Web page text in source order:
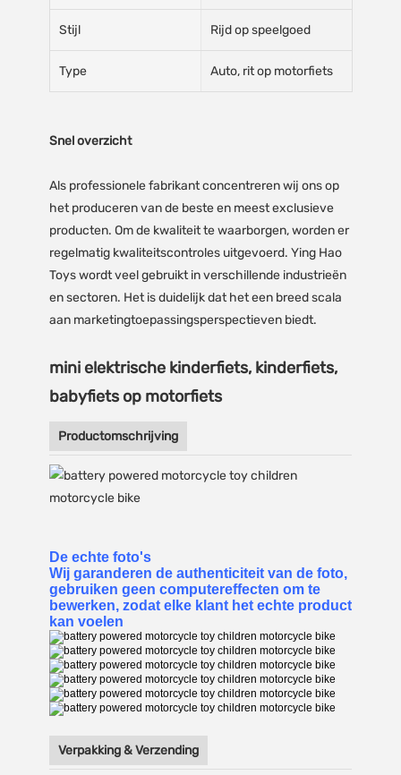
Stijl Rijd op speelgoed
Type Auto, rit op motorfiets
Snel overzicht
Als professionele fabrikant concentreren wij ons op
het produceren van de beste en meest exclusieve
producten. Om de kwaliteit te waarborgen, worden er
regelmatig kwaliteitscontroles uitgevoerd. Ying Hao
Toys wordt veel gebruikt in verschillende industrieën
en sectoren. Het is duidelijk dat het een breed scala
aan marketingtoepassingsperspectieven biedt.
mini elektrische kinderfiets, kinderfiets,
babyfiets op motorfiets
Productomschrijving
De echte foto's
Wij garanderen de authenticiteit van de foto,
gebruiken geen computereffecten om te
bewerken, zodat elke klant het echte product
kan voelen
Verpakking & Verzending